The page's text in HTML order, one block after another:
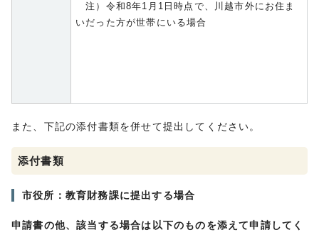
注）令和8年1月1日時点で、川越市外にお住ま
いだった方が世帯にいる場合
また、下記の添付書類を併せて提出してください。
添付書類
市役所：教育財務課に提出する場合
申請書の他、該当する場合は以下のものを添えて申請してく